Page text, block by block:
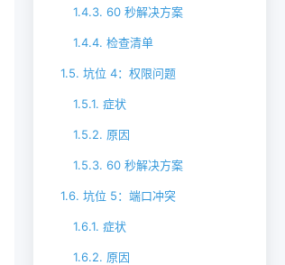
1.4.3. 60 秒解决方案
1.4.4. 检查清单
1.5. 坑位 4：权限问题
1.5.1. 症状
1.5.2. 原因
1.5.3. 60 秒解决方案
1.6. 坑位 5：端口冲突
1.6.1. 症状
1.6.2. 原因